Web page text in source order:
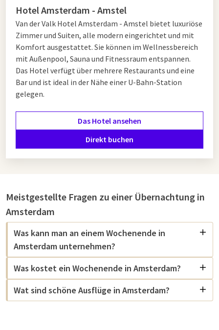
Bezahlbar schlafen in Amsterdam
Obwohl Amsterdam als eine der teuersten Städte der
Niederlande bekannt ist, bietet Van der Valk Ihnen
erschwingliche Übernachtungsmöglichkeiten, die perfekt zu
Ihrem Budget passen. Nutzen Sie unsere Frühen Tukan
Wochen für günstige Preise, oder genießen Sie unseren
speziellen Borreldeal. Mit dem 3=2-Deal schlafen Sie drei
Nächte, aber bezahlen Sie nur zwei! Außerdem finden Sie mit
Valk Dealsimmer ein Angebot, das Ihren Wünschen
entspricht. So können Sie die Stadt erkunden und gleichzeitig
Für diejenigen, die auf der Suche nach etwas Besonderem sind,
bietet Van der Valk in Amsterdam luxuriöse
Übernachtungsmöglichkeiten, die Ihren Aufenthalt zu etwas
ganz Besonderem machen. Übernachten Sie in einer
luxuriösen Suite und genießen Sie den Komfort und die
Annehmlichkeiten, die Sie bei Van der Valk erwarten dürfen.
Ob Sie sich nun für eine luxuriöse Suite mit Panoramablick
oder ein anderes komfortables Zimmer entscheiden, bei Van
der Valk wird Ihr Aufenthalt in Amsterdam zu einem
Hotel Amsterdam - Amstel
Van der Valk Hotel Amsterdam - Amstel bietet luxuriöse
Zimmer und Suiten, alle modern eingerichtet und mit
Komfort ausgestattet. Sie können im Wellnessbereich
mit Außenpool, Sauna und Fitnessraum entspannen.
Das Hotel verfügt über mehrere Restaurants und eine
Bar und ist ideal in der Nähe einer U-Bahn-Station
gelegen.
Das Hotel ansehen
Direkt buchen
Meistgestellte Fragen zu einer Übernachtung in
Amsterdam
Was kann man an einem Wochenende in
Amsterdam unternehmen?
Was kostet ein Wochenende in Amsterdam?
Wat sind schöne Ausflüge in Amsterdam?